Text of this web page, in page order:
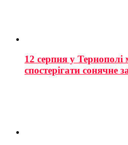
12 серпня у Тернополі
спостерігати сонячне